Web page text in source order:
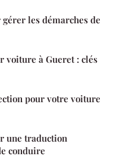
les démarches de
voiture à Gueret : clés
pour votre voiture
une traduction
conduire